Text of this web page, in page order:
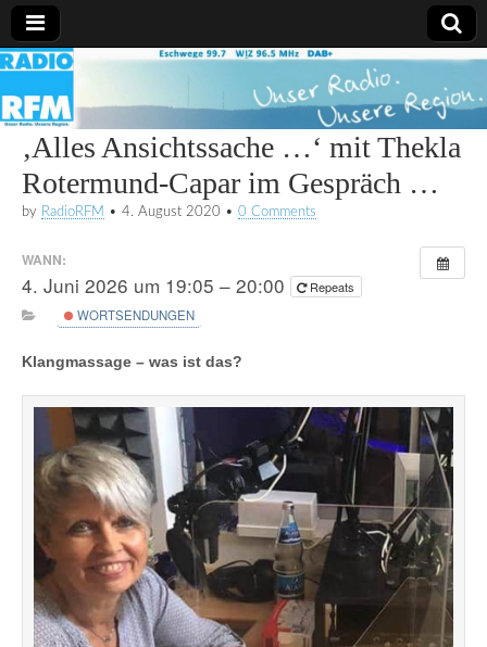
Radio
RFM
‚Alles Ansichtssache …‘ mit Thekla
Rotermund-Capar im Gespräch …
by RadioRFM • 4. August 2020 • 0 Comments
WANN:
4. Juni 2026 um 19:05 – 20:00
Repeats
WORTSENDUNGEN
Klangmassage – was ist das?